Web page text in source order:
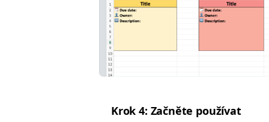
Krok 4: Začněte použí­vat